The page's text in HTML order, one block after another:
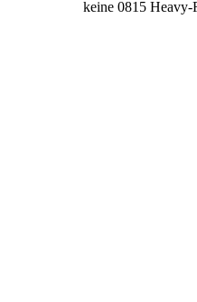
keine 0815 Heavy-